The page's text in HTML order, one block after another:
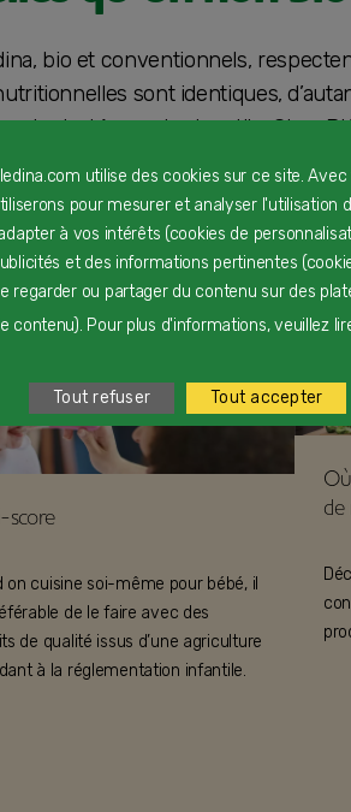
bio et conventionnels,
sont identiques,
adaptés aux tout-petits. Chez
nos laits de croissance*
enfants en bas-âge
de nos
score
on cuisine soi-même pour bébé, il
de le faire avec des
de qualité issus d’une agriculture
à la réglementation infantile.
de
utilise des cookies sur ce site.
pour mesurer et analyser l'utilisation
à vos intérêts (cookies de
et des informations pertinentes
regarder ou partager du contenu sur des
contenu). Pour plus d'informations, veuillez
Tout refuser Tout accepter